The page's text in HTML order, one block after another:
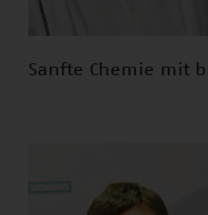
Sanfte Chemie mit